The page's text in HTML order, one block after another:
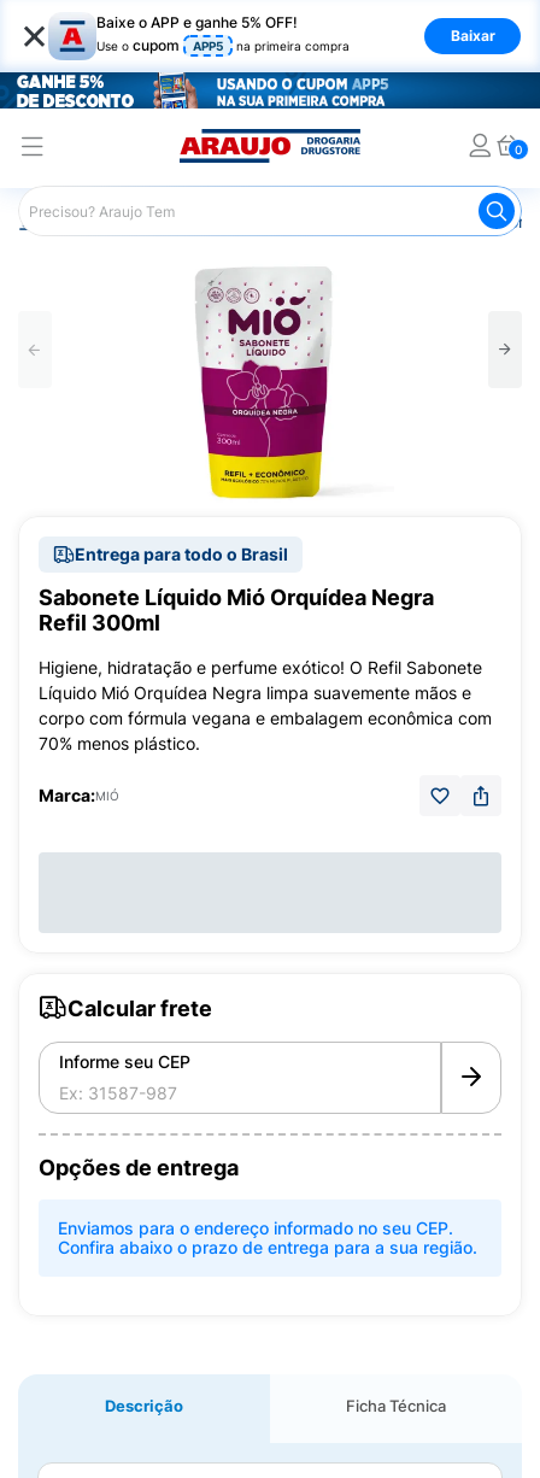
× Baixe o APP e ganhe 5% OFF!
Use o cupom APP5 na primeira compra
Baixar
0
Araujo Higiene Pessoal
Entrega para todo o Brasil
Sabonete Líquido Mió Orquídea Negra
Refil 300ml
Higiene, hidratação e perfume exótico! O Refil Sabonete
Líquido Mió Orquídea Negra limpa suavemente mãos e
corpo com fórmula vegana e embalagem econômica com
70% menos plástico.
Marca:MIÓ
Calcular frete
Informe seu CEP
Opções de entrega
Enviamos para o endereço informado no seu CEP.
Confira abaixo o prazo de entrega para a sua região.
Descrição Ficha Técnica